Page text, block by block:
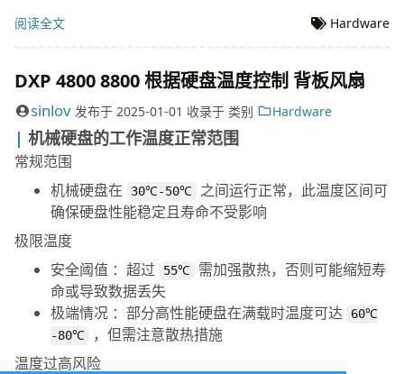
阅读全文 Hardware
DXP 4800 8800 根据硬盘温度控制 背板风扇
sinlov 发布于 2025-01-01 收录于 类别 Hardware
机械硬盘的工作温度正常范围
常规范围
机械硬盘在
30℃-50℃
之间运行正常，此温度区间可
确保硬盘性能稳定且寿命不受影响
极限温度
安全阈值 ：超过
55℃
需加强散热，否则可能缩短寿
命或导致数据丢失
极端情况 ：部分高性能硬盘在满载时温度可达
60℃
-80℃
，但需注意散热措施
温度过高风险